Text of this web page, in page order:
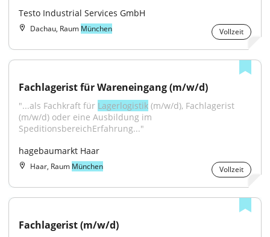
Testo Industrial Services GmbH
Dachau, Raum München Vollzeit
Fachlagerist für Wareneingang (m/w/d)
"...als Fachkraft für Lagerlogistik (m/w/d), Fachlagerist
(m/w/d) oder eine Ausbildung im
SpeditionsbereichErfahrung..."
hagebaumarkt Haar
Haar, Raum München Vollzeit
Fachlagerist (m/w/d)